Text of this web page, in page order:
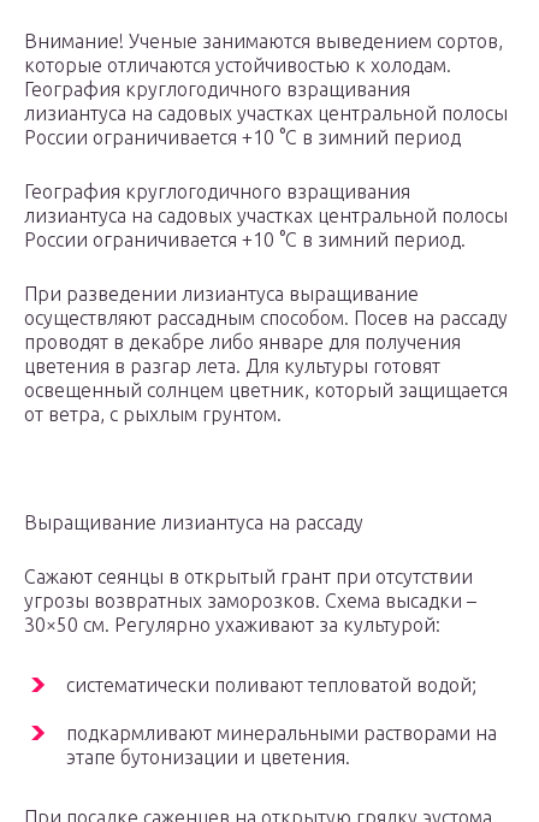
Внимание! Ученые занимаются выведением сортов,
которые отличаются устойчивостью к холодам.
География круглогодичного взращивания
лизиантуса на садовых участках центральной полосы
России ограничивается +10 °С в зимний период
География круглогодичного взращивания
лизиантуса на садовых участках центральной полосы
России ограничивается +10 °С в зимний период.
При разведении лизиантуса выращивание
осуществляют рассадным способом. Посев на рассаду
проводят в декабре либо январе для получения
цветения в разгар лета. Для культуры готовят
освещенный солнцем цветник, который защищается
от ветра, с рыхлым грунтом.
Выращивание лизиантуса на рассаду
Сажают сеянцы в открытый грант при отсутствии
угрозы возвратных заморозков. Схема высадки –
30×50 см. Регулярно ухаживают за культурой:
систематически поливают тепловатой водой;
подкармливают минеральными растворами на
этапе бутонизации и цветения.
При посадке саженцев на открытую грядку эустома